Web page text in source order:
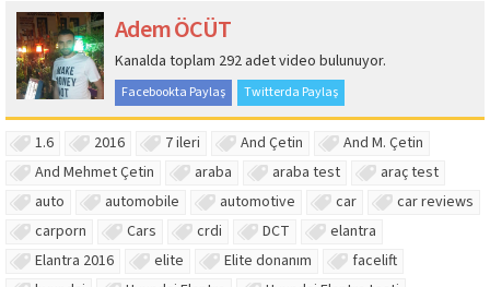
Adem ÖCÜT
Kanalda toplam 292 adet video bulunuyor.
Facebookta Paylaş Twitterda Paylaş
1.6 2016 7 ileri And Çetin
And M. Çetin
And Mehmet Çetin
araba araba test
araç test
auto
automobile automotive car
car reviews
carporn
Cars crdi DCT
elantra
Elantra 2016
elite Elite donanım
facelift